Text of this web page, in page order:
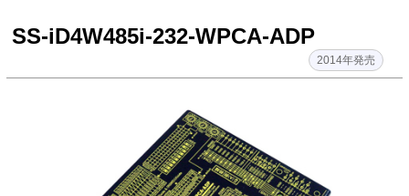
会社情報
お問い合わせ
SS-iD4W485i-232-WPCA-ADP
2014年発売